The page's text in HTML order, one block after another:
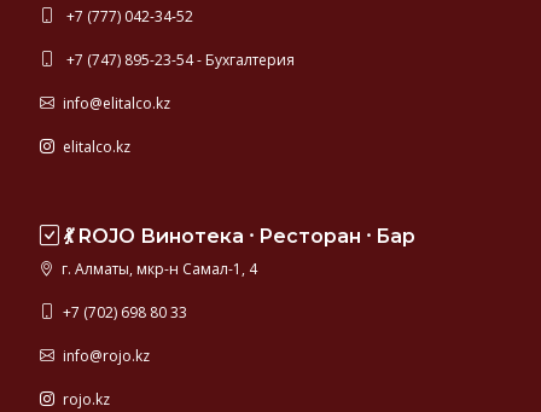
+7 (777) 042-34-52
+7 (747) 895-23-54 - Бухгалтерия
info@elitalco.kz
elitalco.kz
💃 ROJO Винотека ⸱ Ресторан ⸱ Бар
г. Алматы, мкр-н Самал-1, 4
+7 (702) 698 80 33
info@rojo.kz
rojo.kz